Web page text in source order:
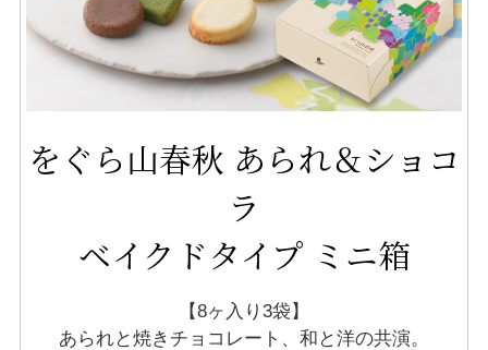
をぐら山春秋 あられ＆ショコ
ラ
ベイクドタイプ ミニ箱
【8ヶ入り3袋】
あられと焼きチョコレート、 和と洋の共演。